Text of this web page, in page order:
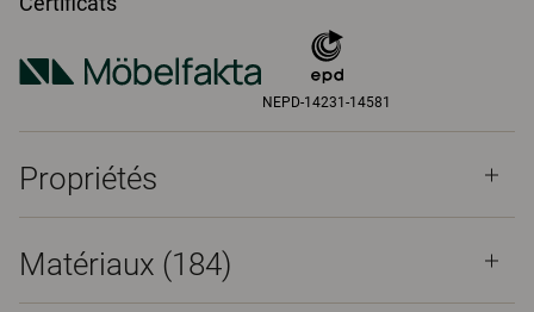
NEPD-14231-14581
Propriétés
Matériaux (184)